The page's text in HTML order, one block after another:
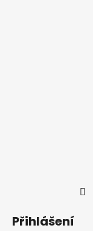
Přihlášení